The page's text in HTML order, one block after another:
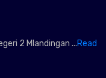
2 Mlandingan ...Read